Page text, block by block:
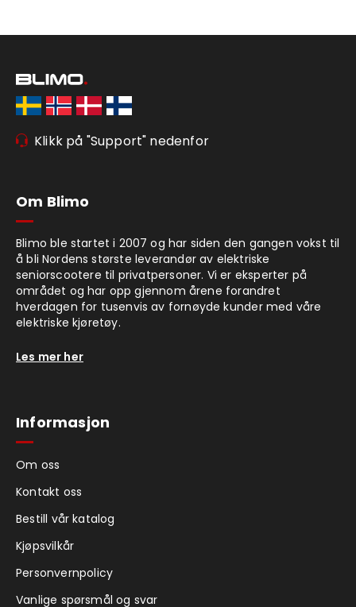
Klikk på "Support" nedenfor
Om Blimo
Blimo ble startet i 2007 og har siden den gangen vokst til
å bli Nordens største leverandør av elektriske
seniorscootere til privatpersoner. Vi er eksperter på
området og har opp gjennom årene forandret
hverdagen for tusenvis av fornøyde kunder med våre
elektriske kjøretøy.
Les mer her
Informasjon
Om oss
Kontakt oss
Bestill vår katalog
Kjøpsvilkår
Personvernpolicy
Vanlige spørsmål og svar